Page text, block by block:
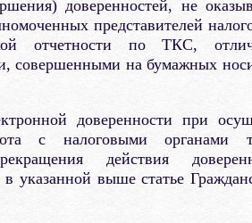
доверенностей, не
представителей
отчетности по ТКС,
совершенными на бумажных
доверенности при
с налоговыми органами
действия
указанной выше статье